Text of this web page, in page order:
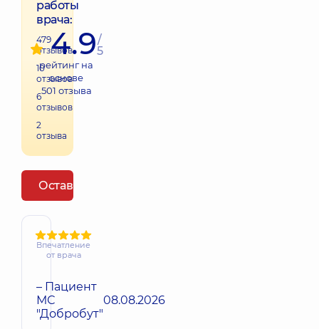
работы
врача:
479
отзывов
10
отзывов
6
отзывов
2
отзыва
4.9/
5
рейтинг на
основе
501 отзыва
Оставить отзыв
Впечатление
от врача
– Пациент
МС
"Добробут"
08.08.2026